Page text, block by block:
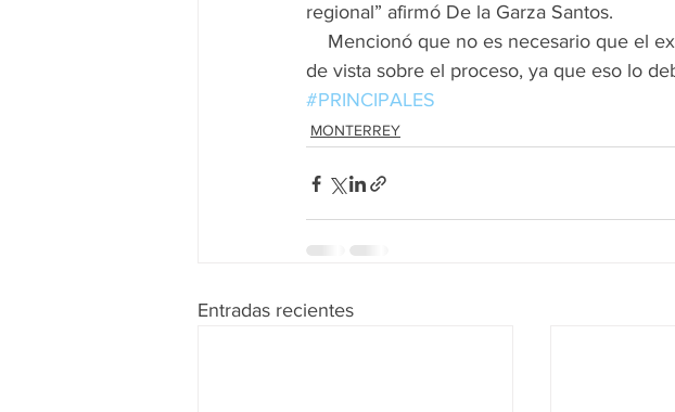
regional” afirmó De la Garza Santos.
de vista sobre el proceso, ya que eso lo
#PRINCIPALES
MONTERREY
Entradas recientes